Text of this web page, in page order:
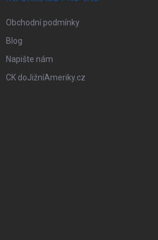
Obchodní podmínky
Blog
Napište nám
CK doJižníAmeriky.cz